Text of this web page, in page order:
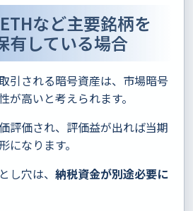
など主要銘柄を
有している場合
引される暗号資産は、市場暗号
が高いと考えられます。
評価され、評価益が出れば当期
になります。
し穴は、 納税資金が別途必要に